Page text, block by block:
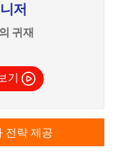
저
귀재
기
전략 제공